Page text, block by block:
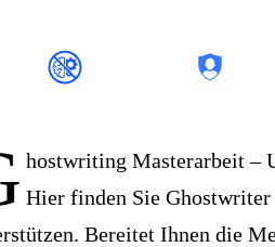
hostwriting Masterarbeit –
Hier finden Sie
Bereitet Ihnen die